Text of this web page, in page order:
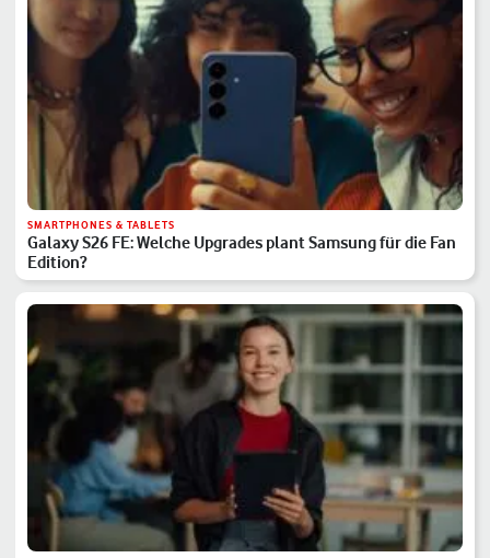
SMARTPHONES & TABLETS
Galaxy S26 FE: Welche Upgrades plant Samsung für die Fan
Edition?